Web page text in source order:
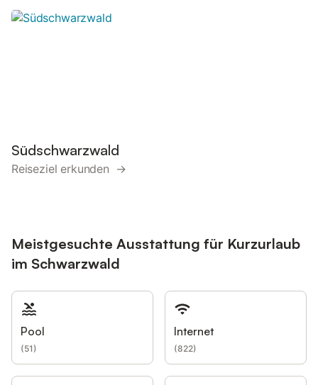
Südschwarzwald
Reiseziel erkunden →
Meistgesuchte Ausstattung für Kurzurlaub
im Schwarzwald
Pool
(51)
Internet
(822)